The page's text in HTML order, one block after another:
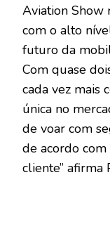
Aviation Show
com o alto
futuro da
Com quase
cada vez mais
única no
de voar com
de acordo com
cliente” afirma